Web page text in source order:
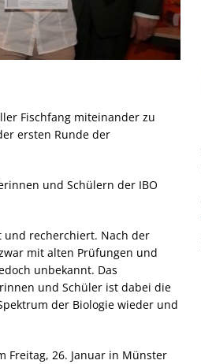
Fischfang miteinander zu
ersten Runde der
und Schülern der IBO
und recherchiert. Nach der
mit alten Prüfungen und
unbekannt. Das
und Schüler ist dabei die
der Biologie wieder und
Freitag, 26. Januar in Münster